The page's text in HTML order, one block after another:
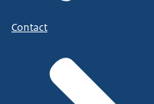
Contact